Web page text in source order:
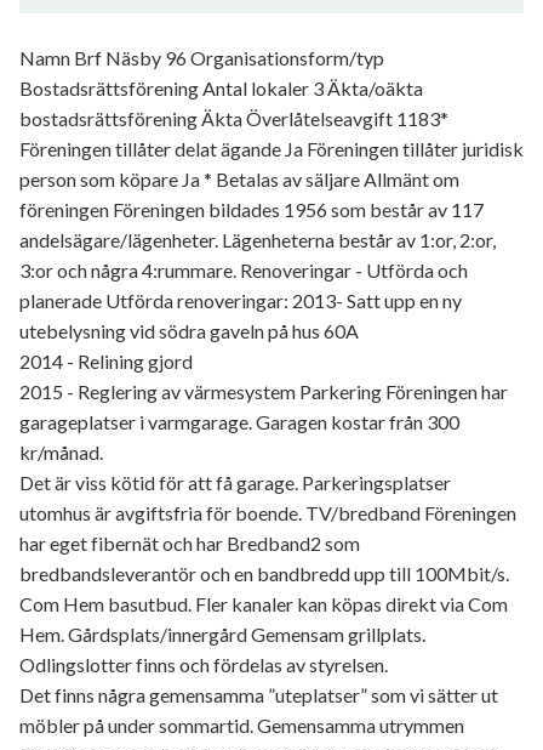
Namn Brf Näsby 96 Organisationsform/typ
Bostadsrättsförening Antal lokaler 3 Äkta/oäkta
bostadsrättsförening Äkta Överlåtelseavgift 1183*
Föreningen tillåter delat ägande Ja Föreningen tillåter juridisk
person som köpare Ja * Betalas av säljare Allmänt om
föreningen Föreningen bildades 1956 som består av 117
andelsägare/lägenheter. Lägenheterna består av 1:or, 2:or,
3:or och några 4:rummare. Renoveringar - Utförda och
planerade Utförda renoveringar: 2013- Satt upp en ny
utebelysning vid södra gaveln på hus 60A
2014 - Relining gjord
2015 - Reglering av värmesystem Parkering Föreningen har
garageplatser i varmgarage. Garagen kostar från 300
kr/månad.
Det är viss kötid för att få garage. Parkeringsplatser
utomhus är avgiftsfria för boende. TV/bredband Föreningen
har eget fibernät och har Bredband2 som
bredbandsleverantör och en bandbredd upp till 100Mbit/s.
Com Hem basutbud. Fler kanaler kan köpas direkt via Com
Hem. Gårdsplats/innergård Gemensam grillplats.
Odlingslotter finns och fördelas av styrelsen.
Det finns några gemensamma ”uteplatser” som vi sätter ut
möbler på under sommartid. Gemensamma utrymmen